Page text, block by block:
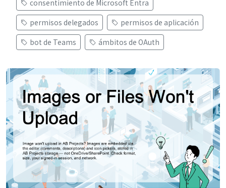
consentimiento de Microsoft Entra
permisos delegados
permisos de aplicación
bot de Teams
ámbitos de OAuth